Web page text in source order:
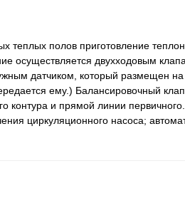
теплых полов приготовление
осуществляется двухходовым
датчиком, который размещен
ему.) Балансировочный
контура и прямой линии
циркуляционного насоса;